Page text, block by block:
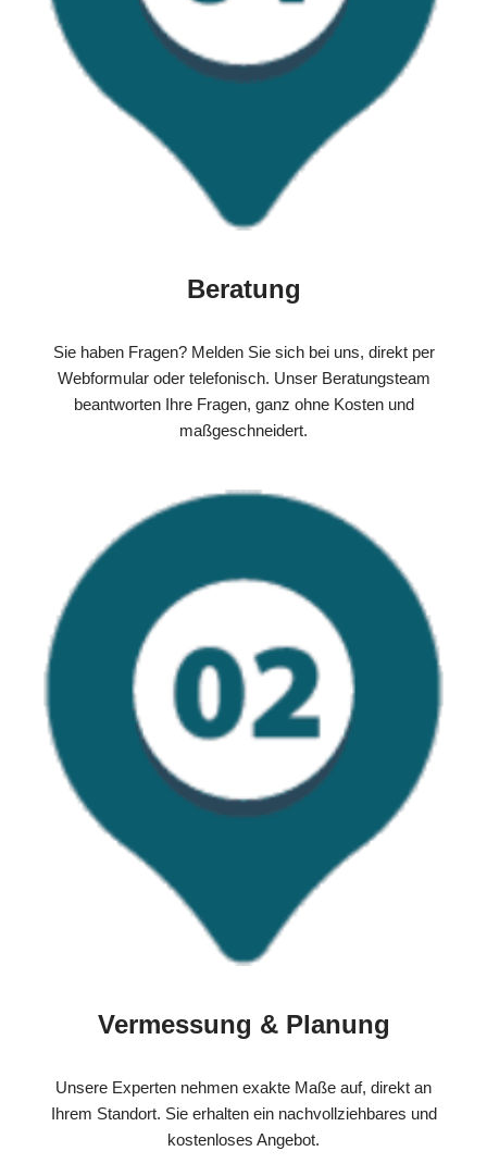
Beratung
Sie haben Fragen? Melden Sie sich bei uns, direkt per
Webformular oder telefonisch. Unser Beratungsteam
beantworten Ihre Fragen, ganz ohne Kosten und
maßgeschneidert.
Vermessung & Planung
Unsere Experten nehmen exakte Maße auf, direkt an
Ihrem Standort. Sie erhalten ein nachvollziehbares und
kostenloses Angebot.